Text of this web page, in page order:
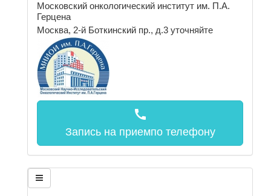
Московский онкологический институт им. П.А.
Герцена
Москва, 2-й Боткинский пр., д.3 уточняйте
call
Запись на приемпо телефону